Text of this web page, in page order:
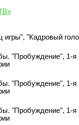
"Кадровый
"Пробуждение", 1-я
"Пробуждение", 1-я
"Пробуждение", 1-я